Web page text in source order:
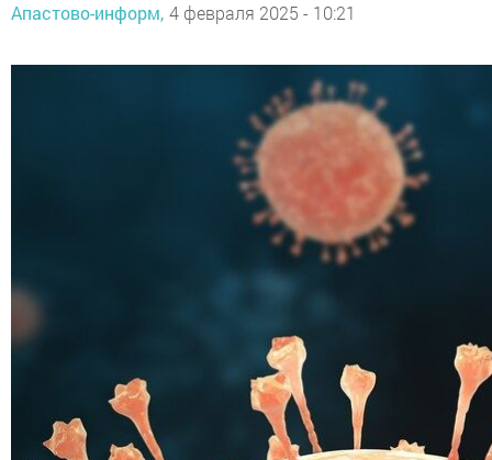
Апастово-информ, 4 февраля 2025 - 10:21